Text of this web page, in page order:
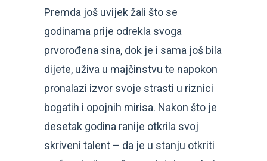
Premda još uvijek žali što se
godinama prije odrekla svoga
prvorođena sina, dok je i sama još bila
dijete, uživa u majčinstvu te napokon
pronalazi izvor svoje strasti u riznici
bogatih i opojnih mirisa. Nakon što je
desetak godina ranije otkrila svoj
skriveni talent – da je u stanju otkriti